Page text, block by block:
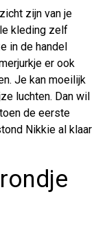
zijn van je
kleding zelf
in de handel
er ook
Je kan moeilijk
luchten. Dan wil
de eerste
Nikkie al klaar